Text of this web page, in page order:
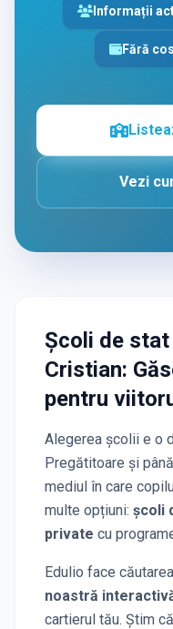
Informații
Fără
Vezi
Școli de
Cristian:
pentru
Alegerea școlii e o
Pregătitoare și
mediul în care
multe opțiuni: școli
private cu
Edulio face
noastră
cartierul tău. Știm